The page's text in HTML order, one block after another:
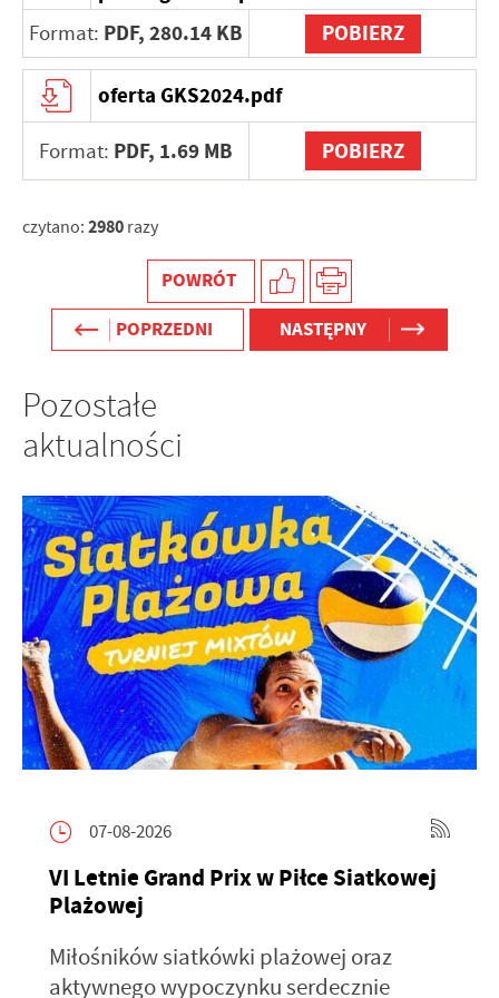
Format: PDF, 280.14 KB POBIERZ
oferta GKS2024.pdf
Format: PDF, 1.69 MB POBIERZ
czytano: 2980 razy
POWRÓT
POPRZEDNI
NASTĘPNY
Pozostałe
aktualności
07-08-2026
VI Letnie Grand Prix w Piłce Siatkowej
Plażowej
Miłośników siatkówki plażowej oraz
aktywnego wypoczynku serdecznie
internetowej. Treści promocyjne mogą pojawić się na
stronach podmiotów trzecich lub firm będących naszymi
partnerami oraz innych dostawców usług. Firmy te działają
w charakterze pośredników prezentujących nasze treści w
postaci wiadomości, ofert, komunikatów mediów